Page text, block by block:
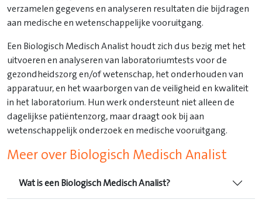
verzamelen gegevens en analyseren resultaten die bijdragen
aan medische en wetenschappelijke vooruitgang.
Een Biologisch Medisch Analist houdt zich dus bezig met het
uitvoeren en analyseren van laboratoriumtests voor de
gezondheidszorg en/of wetenschap, het onderhouden van
apparatuur, en het waarborgen van de veiligheid en kwaliteit
in het laboratorium. Hun werk ondersteunt niet alleen de
dagelijkse patiëntenzorg, maar draagt ook bij aan
wetenschappelijk onderzoek en medische vooruitgang.
Meer over Biologisch Medisch Analist
Wat is een Biologisch Medisch Analist?